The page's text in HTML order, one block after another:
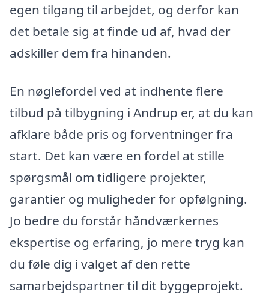
egen tilgang til arbejdet, og derfor kan
det betale sig at finde ud af, hvad der
adskiller dem fra hinanden.
En nøglefordel ved at indhente flere
tilbud på tilbygning i Andrup er, at du kan
afklare både pris og forventninger fra
start. Det kan være en fordel at stille
spørgsmål om tidligere projekter,
garantier og muligheder for opfølgning.
Jo bedre du forstår håndværkernes
ekspertise og erfaring, jo mere tryg kan
du føle dig i valget af den rette
samarbejdspartner til dit byggeprojekt.